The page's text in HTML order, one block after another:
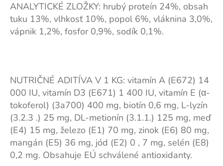
ANALYTICKÉ ZLOŽKY: hrubý proteín 24%, obsah
tuku 13%, vlhkosť 10%, popol 6%, vláknina 3,0%,
vápnik 1,2%, fosfor 0,9%, sodík 0,1%.
NUTRIČNÉ ADITÍVA V 1 KG: vitamín A (E672) 14
000 IU, vitamín D3 (E671) 1 400 IU, vitamín E (α-
tokoferol) (3a700) 400 mg, biotín 0,6 mg, L-lyzín
(3.2.3 .) 25 mg, DL-metionín (3.1.1.) 125 mg, meď
(E4) 15 mg, železo (E1) 70 mg, zinok (E6) 80 mg,
mangán (E5) 36 mg, jód (E2) 0 , 7 mg, selén (E8)
0,2 mg. Obsahuje EÚ schválené antioxidanty.